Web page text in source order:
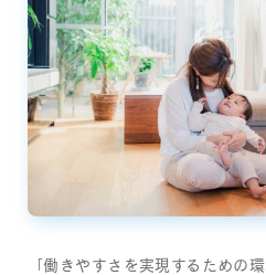
「働きやすさを実現するための